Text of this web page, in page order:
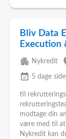
Bliv Data
Execution
apartment Nykredit
event_available 5 dage
til
modtage din
være med til at
Nykredit kan